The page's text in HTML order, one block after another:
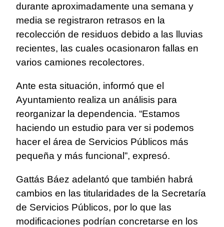
durante aproximadamente una semana y
media se registraron retrasos en la
recolección de residuos debido a las lluvias
recientes, las cuales ocasionaron fallas en
varios camiones recolectores.
Ante esta situación, informó que el
Ayuntamiento realiza un análisis para
reorganizar la dependencia. “Estamos
haciendo un estudio para ver si podemos
hacer el área de Servicios Públicos más
pequeña y más funcional”, expresó.
Gattás Báez adelantó que también habrá
cambios en las titularidades de la Secretaría
de Servicios Públicos, por lo que las
modificaciones podrían concretarse en los